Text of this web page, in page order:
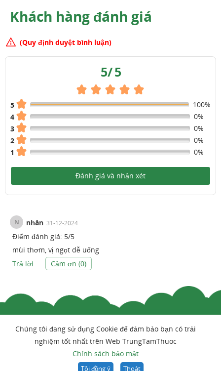
Khách hàng đánh giá
(Quy định duyệt bình luận)
5/5
5
100%
4
0%
3
0%
2
0%
1
0%
Đánh giá và nhận xét
N nhân 31-12-2024
Điểm đánh giá: 5/5
mùi thơm, vị ngọt dễ uống
Trả lời
Cảm ơn (0)
Chúng tôi đang sử dụng Cookie để đảm bảo bạn có trải
nghiệm tốt nhất trên Web TrungTamThuoc
Chính sách bảo mật
Tôi đồng ý Thoát